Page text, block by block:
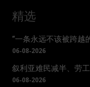
精选
“一条永远不该被跨
06-08-2026
叙利亚难民减半、劳
06-08-2026